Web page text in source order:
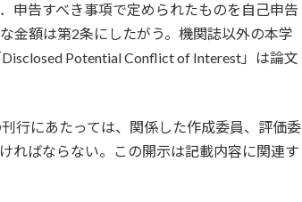
申告すべき事項で定められたものを自己申告
金額は第2条にしたがう。機関誌以外の本学
Potential Conflict of Interest」は論文
行にあたっては、関係した作成委員、評価委
ればならない。この開示は記載内容に関連す